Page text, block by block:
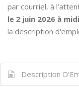
par courriel, à
le 2 juin 2026 à midi
la description
Description